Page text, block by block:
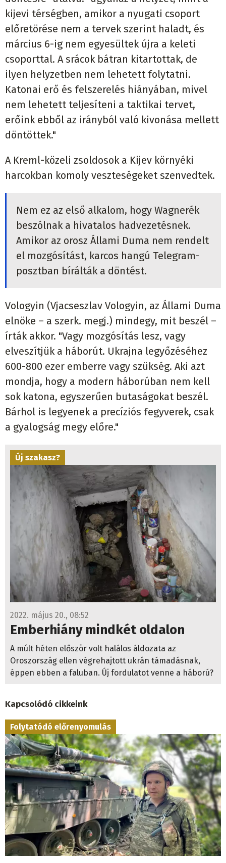
kijevi térségben, amikor a nyugati csoport
előretörése nem a tervek szerint haladt, és
március 6-ig nem egyesültek újra a keleti
csoporttal. A srácok bátran kitartottak, de
ilyen helyzetben nem lehetett folytatni.
Katonai erő és felszerelés hiányában, mivel
nem lehetett teljesíteni a taktikai tervet,
erőink ebből az irányból való kivonása mellett
döntöttek."
A Kreml-közeli zsoldosok a Kijev környéki
harcokban komoly veszteségeket szenvedtek.
Nem ez az első alkalom, hogy Wagnerék
beszólnak a hivatalos hadvezetésnek.
Amikor az orosz Állami Duma nem rendelt
el mozgósítást, karcos hangú Telegram-
posztban bírálták a döntést.
Vologyin (Vjacseszlav Vologyin, az Állami Duma
elnöke – a szerk. megj.) mindegy, mit beszél –
írták akkor. "Vagy mozgósítás lesz, vagy
elveszítjük a háborút. Ukrajna legyőzéséhez
600-800 ezer emberre vagy szükség. Aki azt
mondja, hogy a modern háborúban nem kell
sok katona, egyszerűen butaságokat beszél.
Bárhol is legyenek a precíziós fegyverek, csak
a gyalogság megy előre."
Új szakasz?
2022. május 20., 08:52
Emberhiány mindkét oldalon
A múlt héten először volt halálos áldozata az
Oroszország ellen végrehajtott ukrán támadásnak,
éppen ebben a faluban. Új fordulatot venne a háború?
Kapcsolódó cikkeink
Folytatódó előrenyomulás